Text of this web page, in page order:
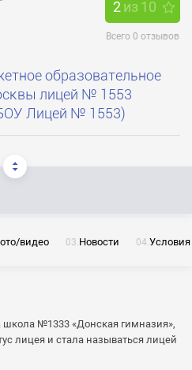
2из 10
Всего 0 отзывов
образовательное
лицей № 1553
Лицей № 1553)
видео Новости
школа №1333 «Донская гимназия»,
лицея и стала называться лицей
персональных данных